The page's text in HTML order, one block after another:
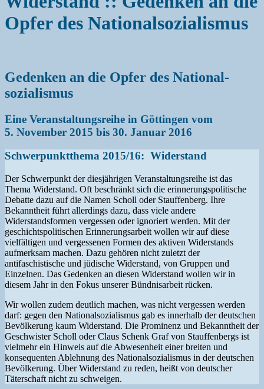
Opfer des Nationalsozialismus
Gedenken an die Opfer des National­
sozialismus
Eine Veranstaltungs­reihe in Göttingen vom
5. November 2015 bis 30. Januar 2016
Schwerpunktthema 2015/16: Widerstand
Der Schwerpunkt der diesjährigen Veranstaltungsreihe ist das
Thema Widerstand. Oft beschränkt sich die erinnerungspolitische
Debatte dazu auf die Namen Scholl oder Stauffenberg. Ihre
Bekanntheit führt allerdings dazu, dass viele andere
Widerstandsformen vergessen oder ignoriert werden. Mit der
geschichtspolitischen Erinnerungsarbeit wollen wir auf diese
vielfältigen und vergessenen Formen des aktiven Widerstands
aufmerksam machen. Dazu gehören nicht zuletzt der
antifaschistische und jüdische Widerstand, von Gruppen und
Einzelnen. Das Gedenken an diesen Widerstand wollen wir in
diesem Jahr in den Fokus unserer Bündnisarbeit rücken.
Wir wollen zudem deutlich machen, was nicht vergessen werden
darf: gegen den Nationalsozialismus gab es innerhalb der deutschen
Bevölkerung kaum Widerstand. Die Prominenz und Bekanntheit der
Geschwister Scholl oder Claus Schenk Graf von Stauffenbergs ist
vielmehr ein Hinweis auf die Abwesenheit einer breiten und
konsequenten Ablehnung des Nationalsozialismus in der deutschen
Bevölkerung. Über Widerstand zu reden, heißt von deutscher
Täterschaft nicht zu schweigen.